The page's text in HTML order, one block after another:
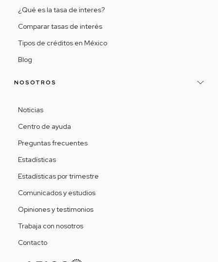
¿Qué es la tasa de interes?
Comparar tasas de interés
Tipos de créditos en México
Blog
NOSOTROS
Noticias
Centro de ayuda
Preguntas frecuentes
Estadísticas
Estadísticas por trimestre
Comunicados y estudios
Opiniones y testimonios
Trabaja con nosotros
Contacto